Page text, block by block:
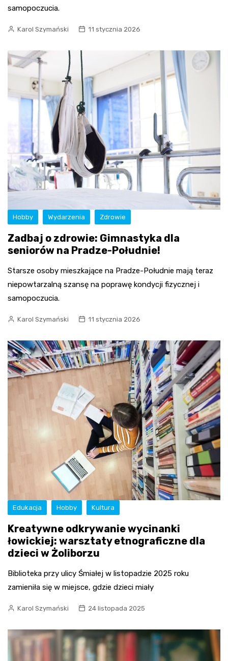
samopoczucia.
Karol Szymański 11 stycznia 2026
Hobby Wydarzenia Zdrowie
Zadbaj o zdrowie: Gimnastyka dla
seniorów na Pradze-Południe!
Starsze osoby mieszkające na Pradze-Południe mają teraz
niepowtarzalną szansę na poprawę kondycji fizycznej i
samopoczucia.
Karol Szymański 11 stycznia 2026
Edukacja Hobby Kultura
Kreatywne odkrywanie wycinanki
łowickiej: warsztaty etnograficzne dla
dzieci w Żoliborzu
Biblioteka przy ulicy Śmiałej w listopadzie 2025 roku
zamieniła się w miejsce, gdzie dzieci miały
Karol Szymański 24 listopada 2025